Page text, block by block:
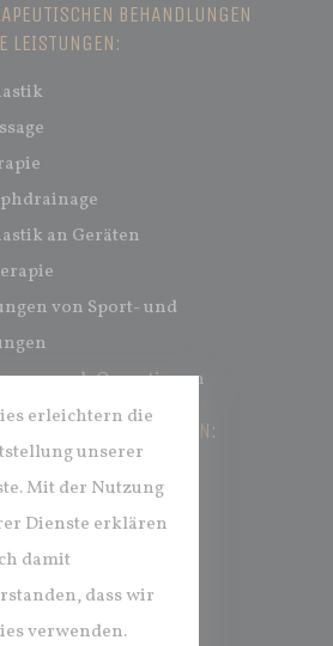
BEHANDLUNGEN
LEISTUNGEN:
an Geräten
von Sport- und
nach Operationen
FOLGENDE THERAPIEN:
erleichtern die
unserer
Mit der Nutzung
Dienste erklären
damit
dass wir
verwenden.